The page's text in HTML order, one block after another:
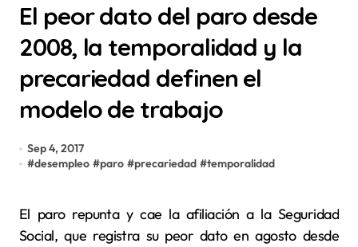
El peor dato del paro desde
2008, la temporalidad y la
precariedad definen el
modelo de trabajo
Sep 4, 2017
#desempleo #paro #precariedad #temporalidad
El paro repunta y cae la afiliación a la Seguridad
Social, que registra su peor dato en agosto desde